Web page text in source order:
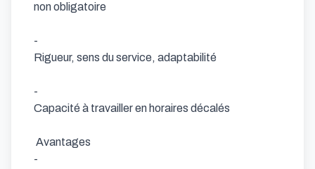
non obligatoire
-
Rigueur, sens du service, adaptabilité
-
Capacité à travailler en horaires décalés
-